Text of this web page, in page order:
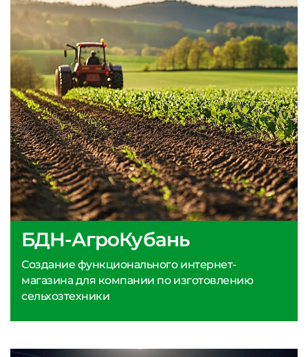
БДН-АгроКубань
Создание функционального интернет-
магазина для компании по изготовлению
сельхозтехники